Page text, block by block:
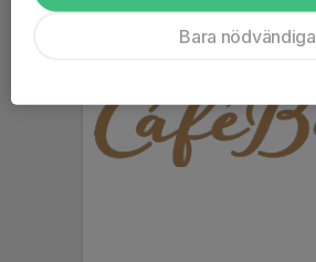
Bara nödvändiga